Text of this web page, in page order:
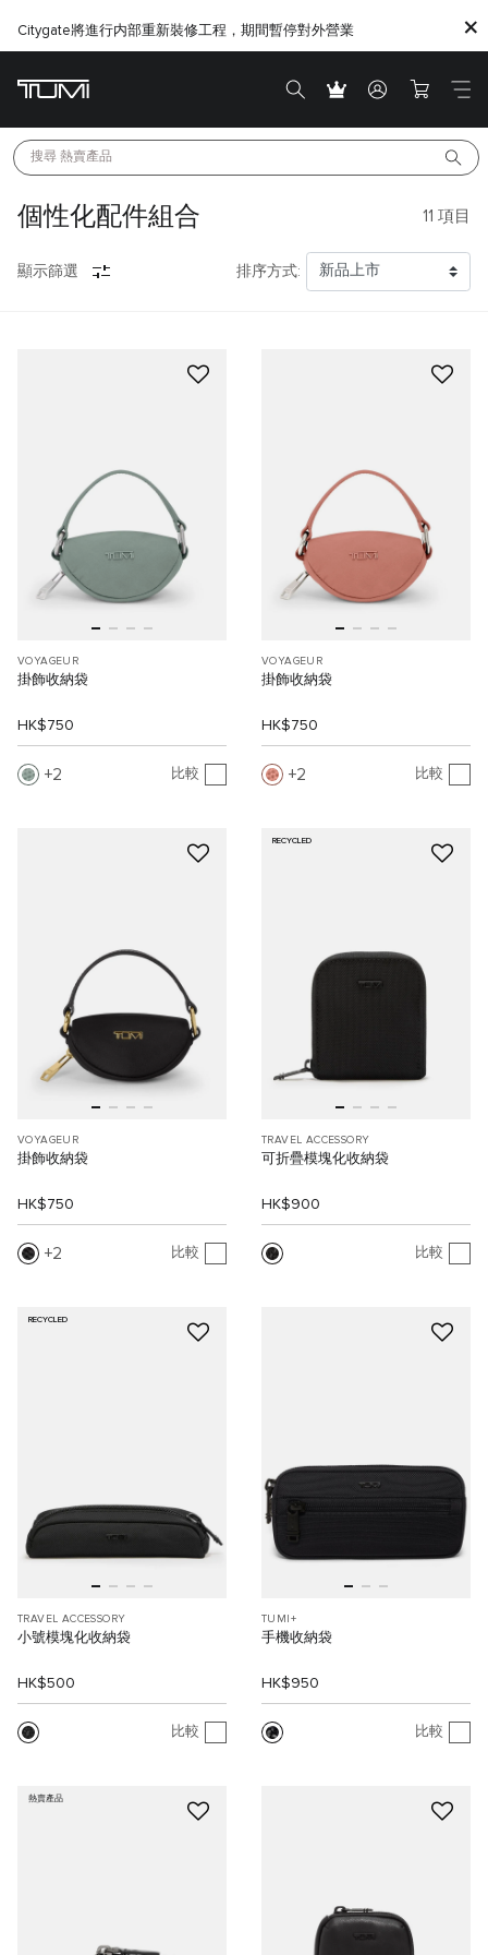
Citygate將進行内部重新裝修工程，期間暫停對外營業
搜尋 熱賣產品
個性化配件組合 11 項目
顯示篩選 排序方式:
VOYAGEUR
掛飾收納袋
HK$750
2 比較
VOYAGEUR
掛飾收納袋
HK$750
2 比較
VOYAGEUR
掛飾收納袋
HK$750
2 比較
RECYCLED
TRAVEL ACCESSORY
可折疊模塊化收納袋
HK$900
比較
RECYCLED
TRAVEL ACCESSORY
小號模塊化收納袋
HK$500
比較
TUMI+
手機收納袋
HK$950
比較
熱賣產品